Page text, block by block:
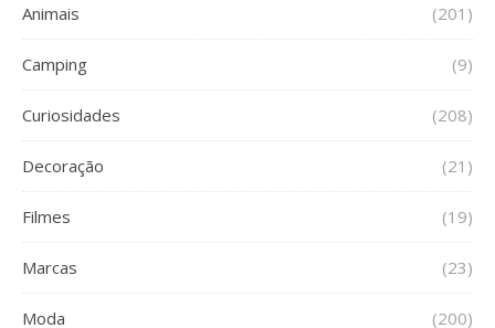
Animais (201)
Camping (9)
Curiosidades (208)
Decoração (21)
Filmes (19)
Marcas (23)
Moda (200)